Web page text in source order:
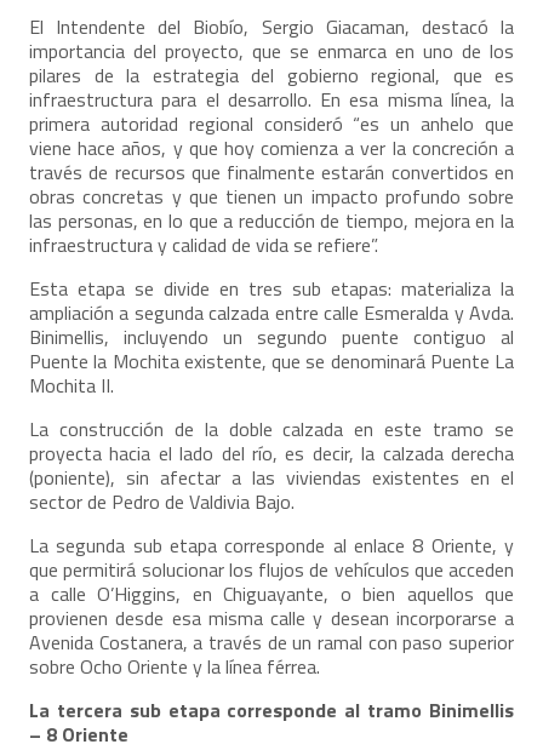
El Intendente del Biobío, Sergio Giacaman, destacó la
importancia del proyecto, que se enmarca en uno de los
pilares de la estrategia del gobierno regional, que es
infraestructura para el desarrollo. En esa misma línea, la
primera autoridad regional consideró “es un anhelo que
viene hace años, y que hoy comienza a ver la concreción a
través de recursos que finalmente estarán convertidos en
obras concretas y que tienen un impacto profundo sobre
las personas, en lo que a reducción de tiempo, mejora en la
infraestructura y calidad de vida se refiere”.
Esta etapa se divide en tres sub etapas: materializa la
ampliación a segunda calzada entre calle Esmeralda y Avda.
Binimellis, incluyendo un segundo puente contiguo al
Puente la Mochita existente, que se denominará Puente La
Mochita II.
La construcción de la doble calzada en este tramo se
proyecta hacia el lado del río, es decir, la calzada derecha
(poniente), sin afectar a las viviendas existentes en el
sector de Pedro de Valdivia Bajo.
La segunda sub etapa corresponde al enlace 8 Oriente, y
que permitirá solucionar los flujos de vehículos que acceden
a calle O’Higgins, en Chiguayante, o bien aquellos que
provienen desde esa misma calle y desean incorporarse a
Avenida Costanera, a través de un ramal con paso superior
sobre Ocho Oriente y la línea férrea.
La tercera sub etapa corresponde al tramo Binimellis
– 8 Oriente